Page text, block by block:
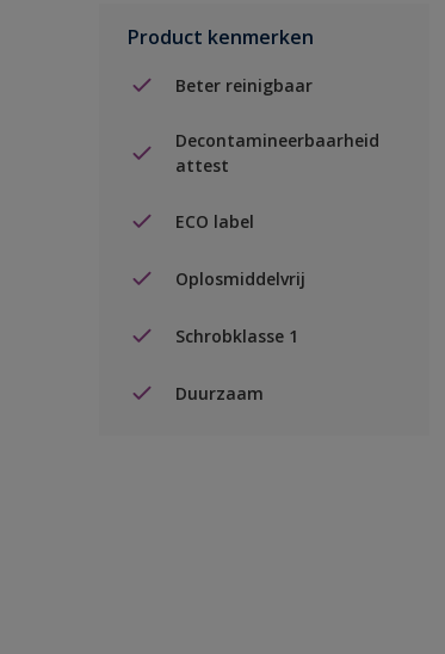
Product kenmerken
Beter reinigbaar
Decontamineerbaarheid
attest
ECO label
Oplosmiddelvrij
Schrobklasse 1
Duurzaam